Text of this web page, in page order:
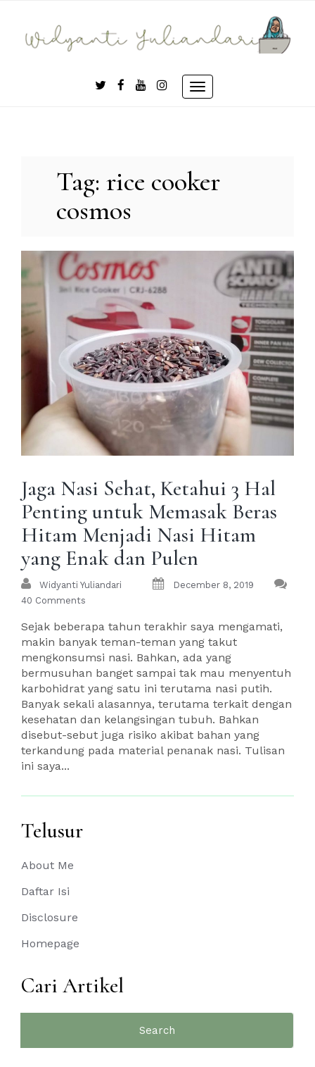
content
Toggle
Tag: rice cooker
cosmos
Jaga Nasi Sehat, Ketahui 3 Hal
Penting untuk Memasak Beras
Hitam Menjadi Nasi Hitam
yang Enak dan Pulen
Widyanti Yuliandari
December 8, 2019
40 Comments
Sejak beberapa tahun terakhir saya mengamati,
makin banyak teman-teman yang takut
mengkonsumsi nasi. Bahkan, ada yang
bermusuhan banget sampai tak mau menyentuh
karbohidrat yang satu ini terutama nasi putih.
Banyak sekali alasannya, terutama terkait dengan
kesehatan dan kelangsingan tubuh. Bahkan
disebut-sebut juga risiko akibat bahan yang
terkandung pada material penanak nasi. Tulisan
ini saya...
Telusur
About Me
Daftar Isi
Disclosure
Homepage
Cari Artikel